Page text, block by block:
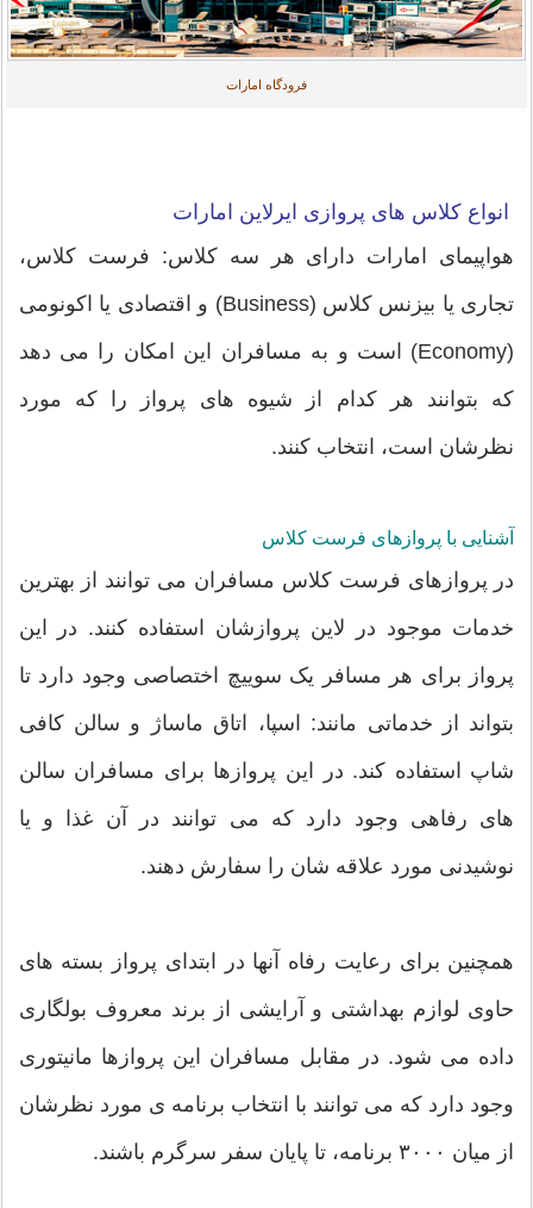
فرودگاه امارات
انواع کلاس های پروازی ایرلاین امارات
هواپیمای امارات دارای هر سه کلاس: فرست کلاس،
تجاری یا بیزنس کلاس (Business) و اقتصادی یا اکونومی
(Economy) است و به مسافران این امکان را می دهد
که بتوانند هر کدام از شیوه های پرواز را که مورد
نظرشان است، انتخاب کنند.
آشنایی با پروازهای فرست کلاس
در پروازهای فرست کلاس مسافران می توانند از بهترین
خدمات موجود در لاین پروازشان استفاده کنند. در این
پرواز برای هر مسافر یک سوییچ اختصاصی وجود دارد تا
بتواند از خدماتی مانند: اسپا، اتاق ماساژ و سالن کافی
شاپ استفاده کند. در این پروازها برای مسافران سالن
های رفاهی وجود دارد که می توانند در آن غذا و یا
نوشیدنی مورد علاقه شان را سفارش دهند.
همچنین برای رعایت رفاه آنها در ابتدای پرواز بسته های
حاوی لوازم بهداشتی و آرایشی از برند معروف بولگاری
داده می شود. در مقابل مسافران این پروازها مانیتوری
وجود دارد که می توانند با انتخاب برنامه ی مورد نظرشان
از میان ۳۰۰۰ برنامه، تا پایان سفر سرگرم باشند.